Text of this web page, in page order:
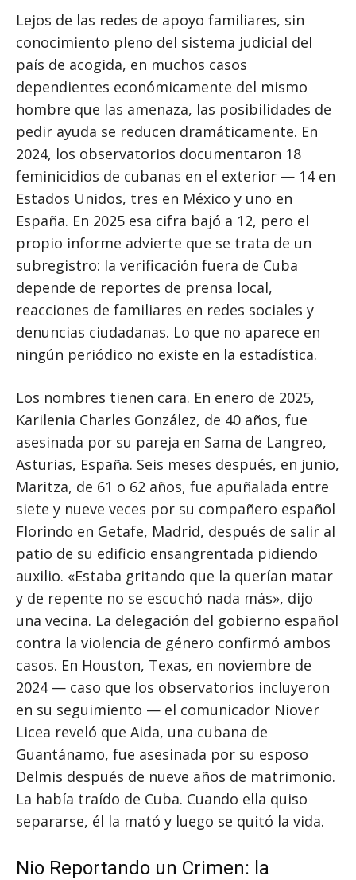
Lejos de las redes de apoyo familiares, sin
conocimiento pleno del sistema judicial del
país de acogida, en muchos casos
dependientes económicamente del mismo
hombre que las amenaza, las posibilidades de
pedir ayuda se reducen dramáticamente. En
2024, los observatorios documentaron 18
feminicidios de cubanas en el exterior — 14 en
Estados Unidos, tres en México y uno en
España. En 2025 esa cifra bajó a 12, pero el
propio informe advierte que se trata de un
subregistro: la verificación fuera de Cuba
depende de reportes de prensa local,
reacciones de familiares en redes sociales y
denuncias ciudadanas. Lo que no aparece en
ningún periódico no existe en la estadística.
Los nombres tienen cara. En enero de 2025,
Karilenia Charles González, de 40 años, fue
asesinada por su pareja en Sama de Langreo,
Asturias, España. Seis meses después, en junio,
Maritza, de 61 o 62 años, fue apuñalada entre
siete y nueve veces por su compañero español
Florindo en Getafe, Madrid, después de salir al
patio de su edificio ensangrentada pidiendo
auxilio. «Estaba gritando que la querían matar
y de repente no se escuchó nada más», dijo
una vecina. La delegación del gobierno español
contra la violencia de género confirmó ambos
casos. En Houston, Texas, en noviembre de
2024 — caso que los observatorios incluyeron
en su seguimiento — el comunicador Niover
Licea reveló que Aida, una cubana de
Guantánamo, fue asesinada por su esposo
Delmis después de nueve años de matrimonio.
La había traído de Cuba. Cuando ella quiso
separarse, él la mató y luego se quitó la vida.
Nio Reportando un Crimen: la